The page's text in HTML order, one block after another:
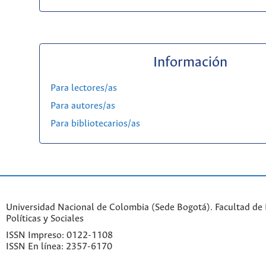
Información
Para lectores/as
Para autores/as
Para bibliotecarios/as
Universidad Nacional de Colombia (Sede Bogotá). Facultad de
Políticas y Sociales
ISSN Impreso: 0122-1108
ISSN En línea: 2357-6170